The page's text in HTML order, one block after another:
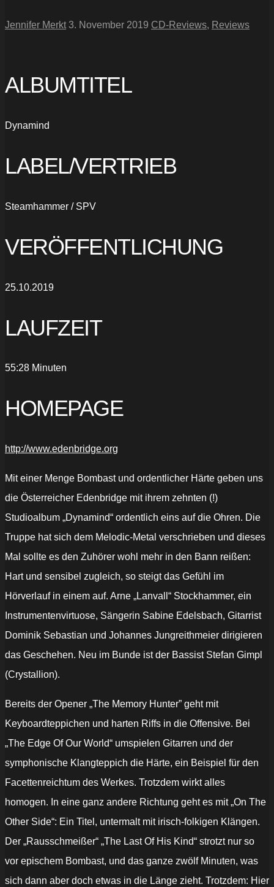
Jennifer Merkt 3. November 2019 CD-Reviews, Reviews
ALBUMTITEL
Dynamind
LABEL/VERTRIEB
Steamhammer / SPV
VERÖFFENTLICHUNG
25.10.2019
LAUFZEIT
55:28 Minuten
HOMEPAGE
http://www.edenbridge.org
Mit einer Menge Bombast und ordentlicher Härte geben uns
die Österreicher Edenbridge mit ihrem zehnten (!)
Studioalbum „Dynamind“ ordentlich eins auf die Ohren. Die
Truppe hat sich dem Melodic-Metal verschrieben und dieses
Mal sollte es den Zuhörer wohl mehr in den Bann reißen:
Hart und sensibel zugleich, so steigt das Gefühl im
Hörverlauf in einem auf. Arne „Lanvall“ Stockhammer, ein
Instrumentenvirtuose, Sängerin Sabine Edelsbach, Gitarrist
Dominik Sebastian und Johannes Jungreithmeier dirigieren
das Geschehen. Neu im Bunde ist der Bassist Stefan Gimpl
(Crystallion).
Bereits der Opener „The Memory Hunter” geht mit
Keyboardteppichen und harten Riffs in die Offensive. Bei
„The Edge Of Our World“ umspielen Gitarren und der
symphonische Klangteppich die Härte, ein Beispiel für den
Facettenreichtum des Werkes. Trotzdem wirkt alles
homogen. In eine ganz andere Richtung geht es mit „On The
Other Side“: Ein Titel, untermalt mit irisch-folkigen Klängen.
Der „Rausschmeißer“ „The Last Of His Kind“ strotzt nur so
vor epischem Bombast, und das ganze zwölf Minuten, was
sich dann aber doch etwas in die Länge zieht. Trotzdem: Hier